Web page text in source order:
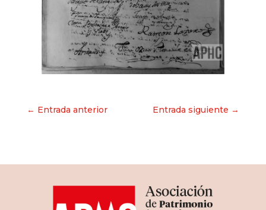
Navegación
← Entrada anterior Entrada siguiente →